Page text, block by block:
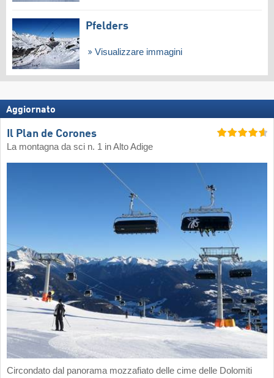
Pfelders
Visualizzare immagini
Aggiornato
Il Plan de Corones
La montagna da sci n. 1 in Alto Adige
Circondato dal panorama mozzafiato delle cime delle Dolomiti